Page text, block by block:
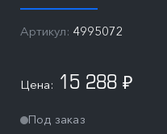
Артикул: 4995072
Цена: 15 288 ₽
Под заказ